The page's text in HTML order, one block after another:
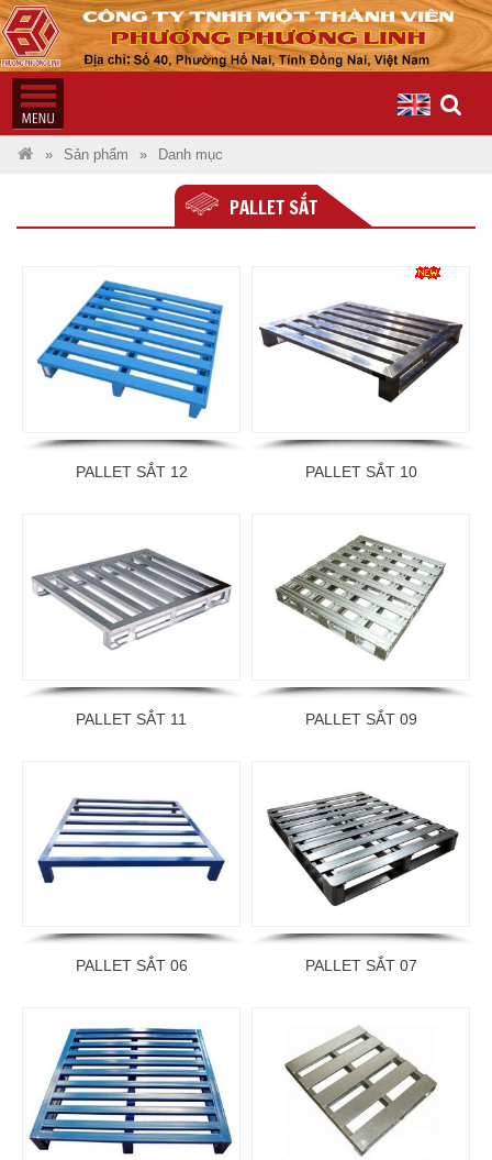
Sản phẩm Danh mục
PALLET SẮT
PALLET SẮT 12 PALLET SẮT 10
PALLET SẮT 11 PALLET SẮT 09
PALLET SẮT 06 PALLET SẮT 07